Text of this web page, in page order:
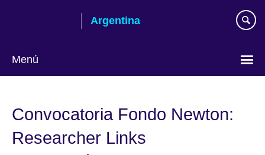
Argentina
Menú
language
Convocatoria Fondo Newton:
Researcher Links